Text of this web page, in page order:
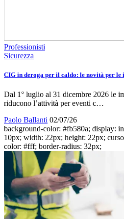
Professionisti
Sicurezza
CIG in deroga per il caldo: le novità per le
Dal 1° luglio al 31 dicembre 2026 le
riducono l’attività per eventi c…
Paolo Ballanti 02/07/26
background-color: #fb580a; display:
10px; width: 22px; height: 22px;
color: #fff; border-radius: 32px;